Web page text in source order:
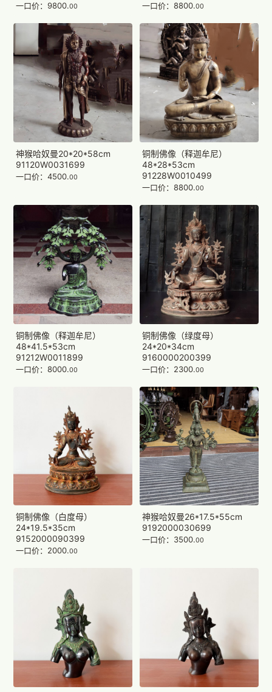
一口价：9800.00 一口价：8800.00
神猴哈奴曼20*20*58cm
91120W0031699
一口价：4500.00
铜制佛像（释迦牟尼）
48*28*53cm
91228W0010499
一口价：8800.00
铜制佛像（释迦牟尼）
48*41.5*53cm
91212W0011899
一口价：8000.00
铜制佛像（绿度母）
24*20*34cm
9160000200399
一口价：2300.00
铜制佛像（白度母）
24*19.5*35cm
9152000090399
一口价：2000.00
神猴哈奴曼26*17.5*55cm
9192000030699
一口价：3500.00